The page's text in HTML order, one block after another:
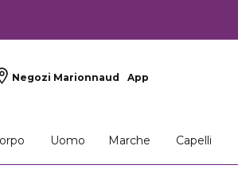
Negozi Marionnaud App
Uomo Marche Capelli